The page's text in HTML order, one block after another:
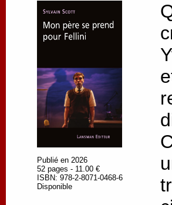
Publié en 2026
52 pages - 11.00 €
ISBN: 978-2-8071-0468-6
Disponible